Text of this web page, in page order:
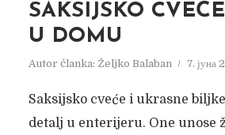
SAKSIJSKO
U DOMU
Autor članka: Željko Balaban 7. јуна
Saksijsko cveće i ukrasne
detalj u enterijeru. One unose